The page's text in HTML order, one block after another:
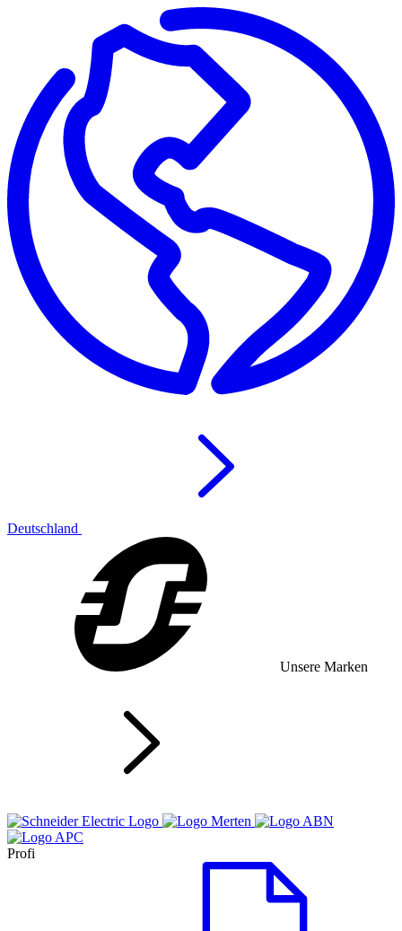
Deutschland
Unsere Marken
Profi